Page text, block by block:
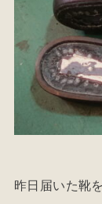
昨日届いた靴